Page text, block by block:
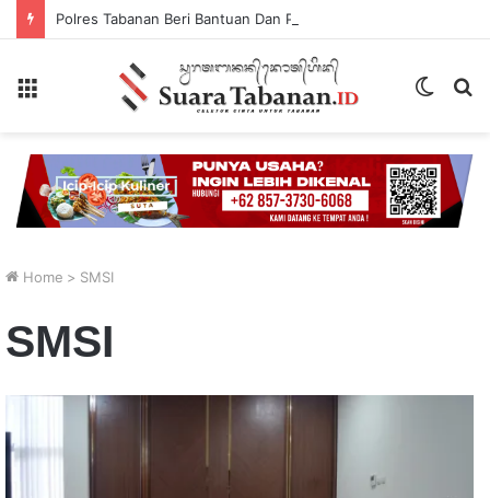
Switch
Home > SMSI
SMSI